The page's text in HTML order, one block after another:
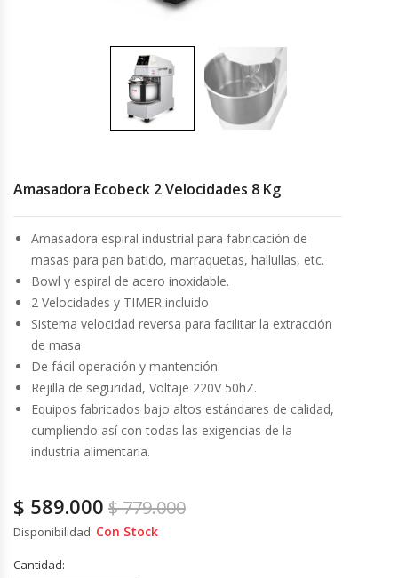
Encimeras Eléctricas
Congeladoras Tapa De Vidrio
Congeladores Verticales
Coolers / Visicoolers
Cortadoras De Fiambre
Cortadoras De Huesos
Cutters
Dispensadores De Salsas
Estanterías Y Repisas
Amasadora Ecobeck 2 Velocidades 8 Kg
Amasadora espiral industrial para fabricación de
masas para pan batido, marraquetas, hallullas, etc.
Bowl y espiral de acero inoxidable.
2 Velocidades y TIMER incluido
Sistema velocidad reversa para facilitar la extracción
de masa
De fácil operación y mantención.
Rejilla de seguridad, Voltaje 220V 50hZ.
Equipos fabricados bajo altos estándares de calidad,
cumpliendo así con todas las exigencias de la
industria alimentaria.
$779.000
$ 589.000
Disponibilidad: Con Stock
Cantidad: